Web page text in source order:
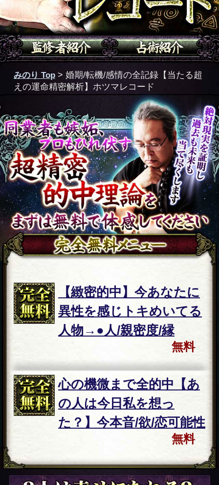
完全無
料
【緻密的中】今あなたに
異性を感じトキめいてる
人物→●人/親密度/縁
無料
完全無
料
心の機微まで全的中【あ
の人は今日私を想っ
た？】今本音/欲/恋可能性
無料
したい【二人の関係、今
後どうなる？】結婚/終